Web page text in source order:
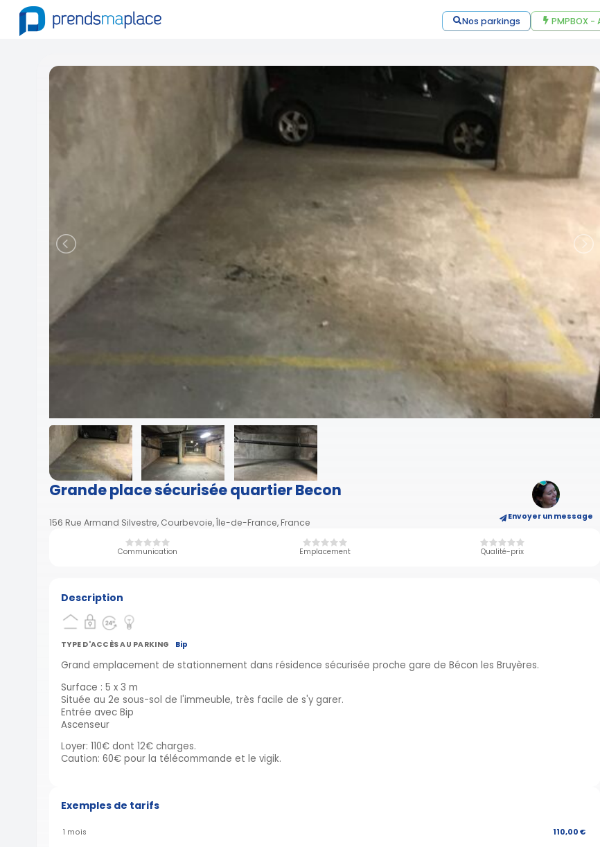
Nos parkings PMPBOX
Grande place sécurisée quartier Becon
156 Rue Armand Silvestre, Courbevoie, Île-de-France, France Envoyer un message
Communication Emplacement Qualité-prix
Description
TYPE D'ACCÈS AU PARKING Bip
Grand emplacement de stationnement dans résidence sécurisée proche gare de Bécon les Bruyères.
Surface : 5 x 3 m
Située au 2e sous-sol de l'immeuble, très facile de s'y garer.
Entrée avec Bip
Ascenseur
Loyer: 110€ dont 12€ charges.
Caution: 60€ pour la télécommande et le vigik.
Exemples de tarifs
1 mois 110,00 €